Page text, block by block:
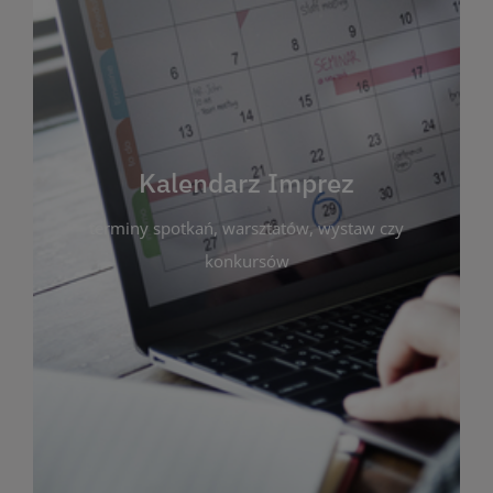
Kalendarz Imprez
terminy spotkań, warsztatów, wystaw czy
konkursów
Kalendarz Imprez
Zakładka ta gromadzi wszystkie planowane
wydarzenia kulturalne i edukacyjne organizowane
przez bibliotekę. Możesz tu sprawdzić terminy
spotkań, warsztatów, wystaw czy konkursów.
Dzięki przejrzystemu kalendarzowi łatwo
zaplanujesz udział w interesujących Cię
wydarzeniach. Aktualizujemy harmonogram na
bieżąco, by zawsze był zgodny z planem pracy
biblioteki. Zapraszamy do śledzenia i uczestnictwa
w życiu kulturalnym miasta!
WIĘCEJ